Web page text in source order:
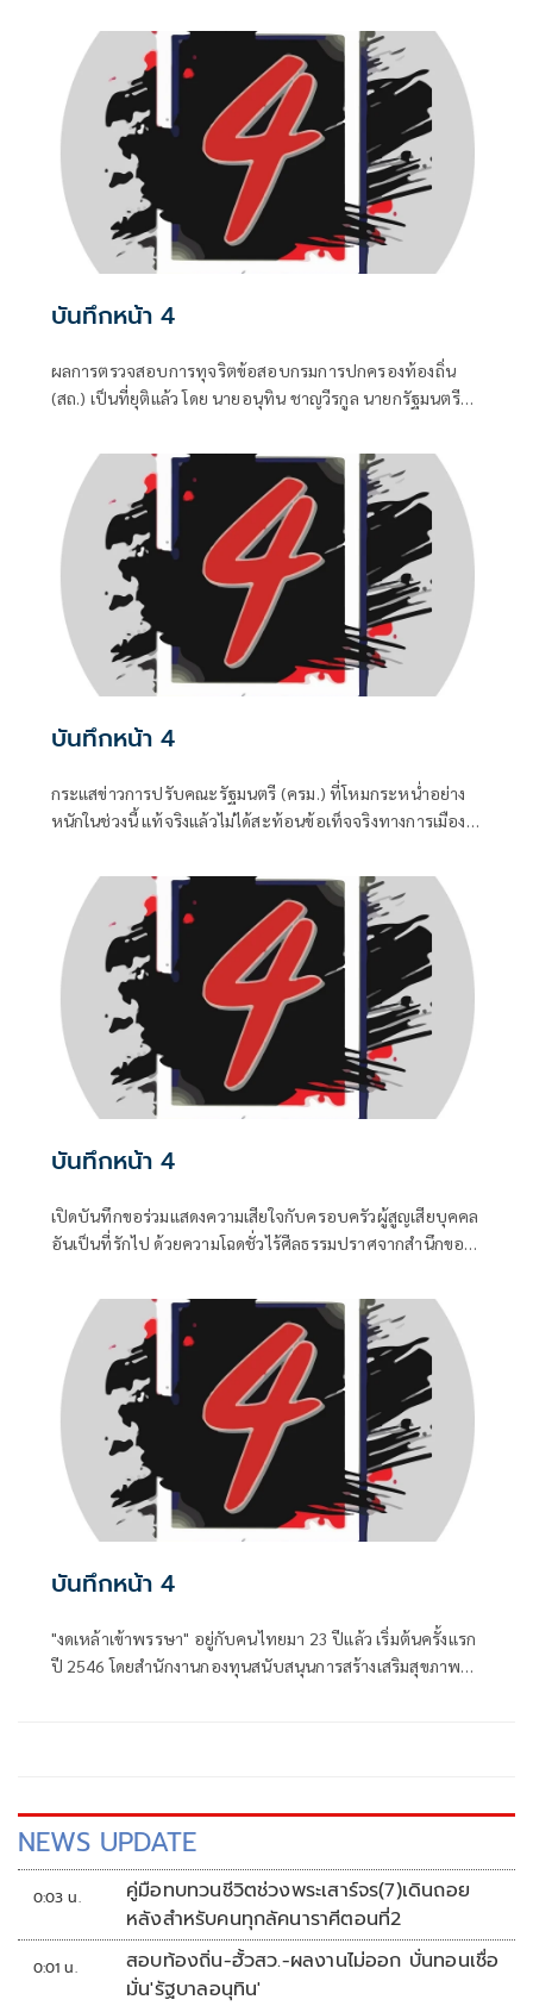
รัฐมนตรี ที่ปัจจุบันรั้งเก้าอี้ที่ปรึกษาพรรคเพื่อไทยไปแล้ว แต่
เมื่อมีควันย่อมมีไฟอย่างไรอย่างนั้น จึงทำให้ “อนุทิน ชาญวีร
กูล” นายกรัฐมนตรีและรัฐมนตรีว่าการกระทรวงมหาดไทยถึง
กับประกาศกลางวงประชุมคณะรัฐมนตรีในวันพุธที่ 5 สิงหาคม
บันทึกหน้า 4
ผลการตรวจสอบการทุจริตข้อสอบกรมการปกครองท้องถิ่น
(สถ.) เป็นที่ยุติแล้ว โดย นายอนุทิน ชาญวีรกูล นายกรัฐมนตรี
อย่างที่ควรทำหมดแล้ว จบแล้ว
บันทึกหน้า 4
กระแสข่าวการปรับคณะรัฐมนตรี (ครม.) ที่โหมกระหน่ำอย่าง
หนักในช่วงนี้ แท้จริงแล้วไม่ได้สะท้อนข้อเท็จจริงทางการเมือง
จากสองทางหลัก คือกลุ่มคนนอกที่ไม่ชอบรัฐบาล พยายามดิส
เครดิตเพื่อสร้างความสั่นคลอน และ สส.บางกลุ่มในพรรค
สีน้ำเงินที่กระหายเก้าอี้กระทรวง
บันทึกหน้า 4
เปิดบันทึกขอร่วมแสดงความเสียใจกับครอบครัวผู้สูญเสียบุคคล
อันเป็นที่รักไป ด้วยความโฉดชั่วไร้ศีลธรรมปราศจากสำนึกของ
บันทึกหน้า 4
"งดเหล้าเข้าพรรษา" อยู่กับคนไทยมา 23 ปีแล้ว เริ่มต้นครั้งแรก
ปี 2546 โดยสำนักงานกองทุนสนับสนุนการสร้างเสริมสุขภาพ
NEWS UPDATE
0:03 น.
คู่มือทบทวนชีวิตช่วงพระเสาร์จร(7)เดินถอย
หลังสำหรับคนทุกลัคนาราศีตอนที่2
0:01 น.
สอบท้องถิ่น-ฮั้วสว.-ผลงานไม่ออก บั่นทอนเชื่อ
มั่น'รัฐบาลอนุทิน'